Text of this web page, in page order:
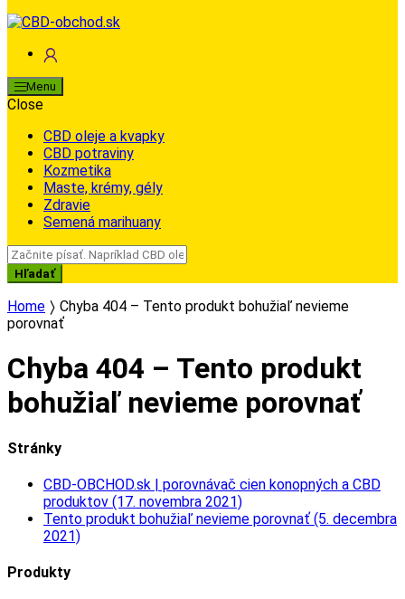
Menu
Close
CBD oleje a kvapky
CBD potraviny
Kozmetika
Maste, krémy, gély
Zdravie
Semená marihuany
Search
for:
Hľadať
Home
Chyba 404 – Tento produkt bohužiaľ nevieme
porovnať
Chyba 404 – Tento produkt
bohužiaľ nevieme porovnať
Stránky
CBD-OBCHOD.sk | porovnávač cien konopných a CBD
produktov (17. novembra 2021)
Tento produkt bohužiaľ nevieme porovnať (5. decembra
2021)
Produkty